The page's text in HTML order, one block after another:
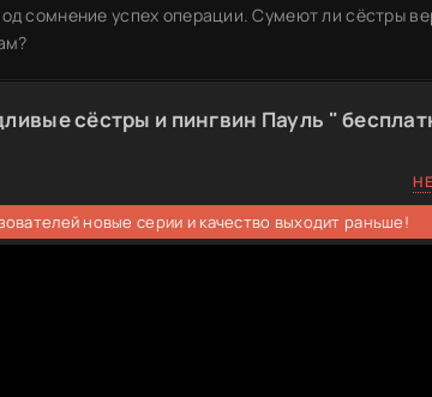
сомнение успех операции. Сумеют ли сёстры
сёстры и пингвин Пауль "
новые серии и качество выходит раньше!